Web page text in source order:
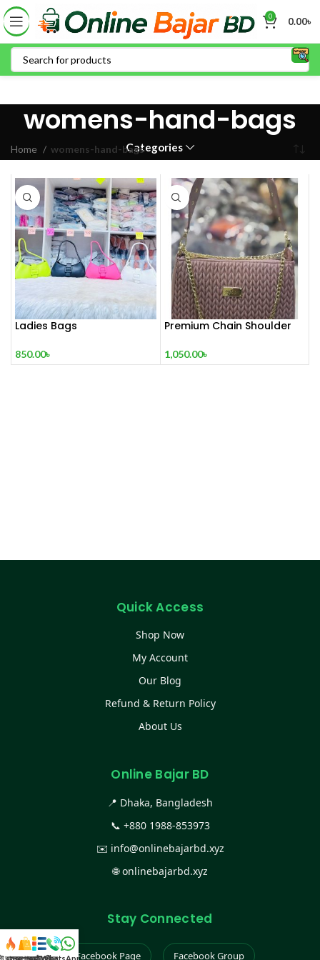
0 0.00৳
womens-hand-bags
Categories
Home womens-hand-bags
Ladies Bags
850.00৳
Premium Chain Shoulder
1,050.00৳
Quick Access
Shop Now
My Account
Our Blog
Refund & Return Policy
About Us
Online Bajar BD
📍 Dhaka, Bangladesh
📞 +880 1988-853973
✉️ info@onlinebajarbd.xyz
🌐onlinebajarbd.xyz
Stay Connected
Facebook Page Facebook Group